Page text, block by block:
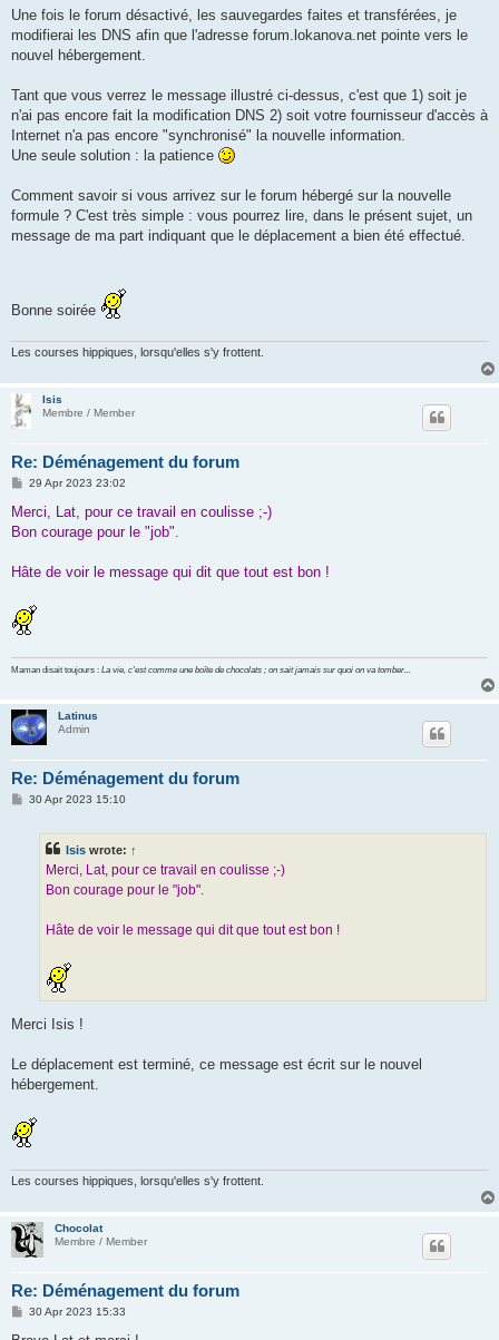
Une fois le forum désactivé, les sauvegardes faites et transférées, je
modifierai les DNS afin que l'adresse forum.lokanova.net pointe vers le
nouvel hébergement.
Tant que vous verrez le message illustré ci-dessus, c'est que 1) soit je
n'ai pas encore fait la modification DNS 2) soit votre fournisseur d'accès à
Internet n'a pas encore "synchronisé" la nouvelle information.
Une seule solution : la patience
Comment savoir si vous arrivez sur le forum hébergé sur la nouvelle
formule ? C'est très simple : vous pourrez lire, dans le présent sujet, un
message de ma part indiquant que le déplacement a bien été effectué.
Bonne soirée
Les courses hippiques, lorsqu'elles s'y frottent.
Isis
Membre / Member
Re: Déménagement du forum
P
s
29 Apr 2023 23:02
Merci, Lat, pour ce travail en coulisse ;-)
Bon courage pour le "job".
Hâte de voir le message qui dit que tout est bon !
Maman disait toujours : La vie, c'est comme une boîte de chocolats ; on sait jamais sur quoi on va tomber...
Latinus
Admin
Re: Déménagement du forum
P30 Apr 2023 15:10
Isis wrote: ↑
Merci, Lat, pour ce travail en coulisse ;-)
Bon courage pour le "job".
Hâte de voir le message qui dit que tout est bon !
Merci Isis !
Le déplacement est terminé, ce message est écrit sur le nouvel
hébergement.
Les courses hippiques, lorsqu'elles s'y frottent.
Chocolat
Membre / Member
Re: Déménagement du forum
P30 Apr 2023 15:33